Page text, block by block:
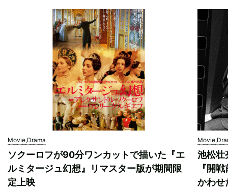
Movie,Drama
ソクーロフが90分ワンカットで描いた『エ
ルミタージュ幻想』リマスター版が期間限
定上映
池松壮
『開
かわせ